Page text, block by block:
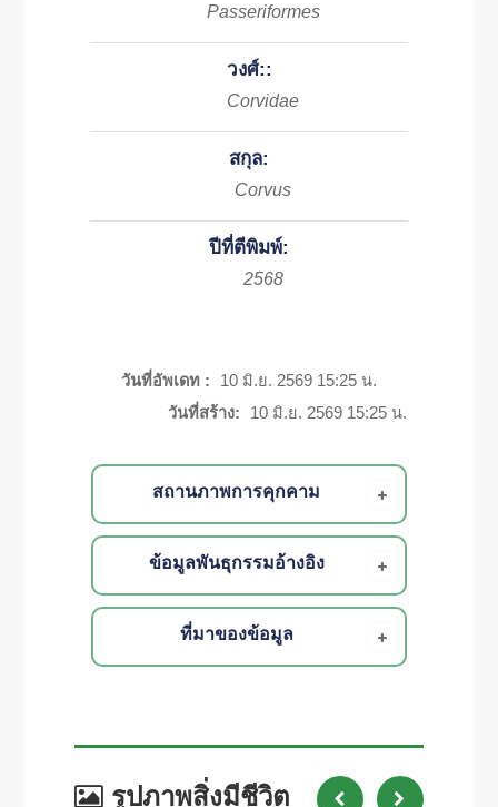
Passeriformes
วงศ์::
Corvidae
สกุล:
Corvus
ปีที่ตีพิมพ์:
2568
วันที่อัพเดท :
10 มิ.ย. 2569 15:25 น.
วันที่สร้าง:
10 มิ.ย. 2569 15:25 น.
สถานภาพการคุกคาม
ข้อมูลพันธุกรรมอ้างอิง
ที่มาของข้อมูล
รูปภาพสิ่งมีชีวิต